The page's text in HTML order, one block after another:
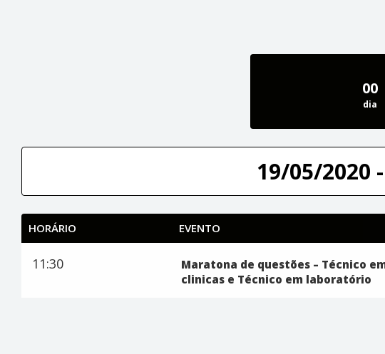
00
dia
19/05/2020
HORÁRIO EVENTO
11:30
Maratona de questões – Técnico
clinicas e Técnico em laboratório